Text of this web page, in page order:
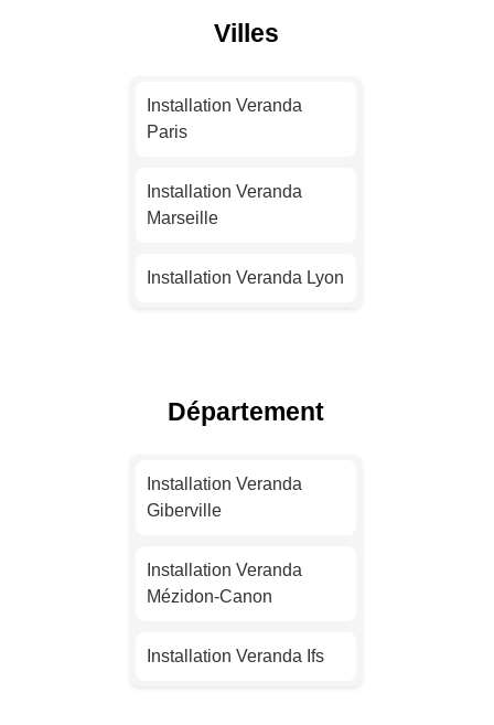
Villes
Installation Veranda
Paris
Installation Veranda
Marseille
Installation Veranda Lyon
Installation Veranda Nice
Installation Veranda
Nantes
Installation Veranda
Strasbourg
Installation Veranda
Département
Installation Veranda
Giberville
Installation Veranda
Mézidon-Canon
Installation Veranda Ifs